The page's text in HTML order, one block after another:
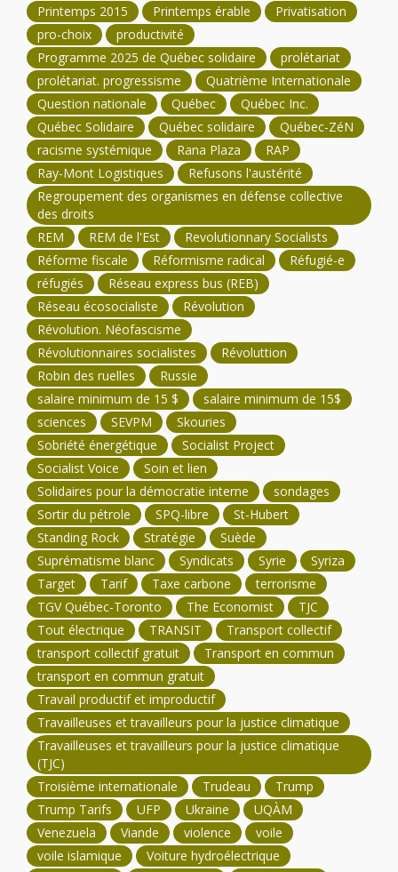
Printemps 2015
Printemps érable
Privatisation
pro-choix
productivité
Programme 2025 de Québec solidaire
prolétariat
prolétariat. progressisme
Quatrième Internationale
Question nationale
Québec
Québec Inc.
Québec Solidaire
Québec solidaire
Québec-ZéN
racisme systémique
Rana Plaza
RAP
Ray-Mont Logistiques
Refusons l'austérité
Regroupement des organismes en défense collective
des droits
REM
REM de l'Est
Revolutionnary Socialists
Réforme fiscale
Réformisme radical
Réfugié-e
réfugiés
Réseau express bus (REB)
Réseau écosocialiste
Révolution
Révolution. Néofascisme
Révolutionnaires socialistes
Révoluttion
Robin des ruelles
Russie
salaire minimum de 15 $
salaire minimum de 15$
sciences
SEVPM
Skouries
Sobriété énergétique
Socialist Project
Socialist Voice
Soin et lien
Solidaires pour la démocratie interne
sondages
Sortir du pétrole
SPQ-libre
St-Hubert
Standing Rock
Stratégie
Suède
Suprématisme blanc
Syndicats Syrie
Syriza
Target
Tarif Taxe carbone
terrorisme
TGV Québec-Toronto
The Economist
TJC
Tout électrique
TRANSIT
Transport collectif
transport collectif gratuit
Transport en commun
transport en commun gratuit
Travail productif et improductif
Travailleuses et travailleurs pour la justice climatique
Travailleuses et travailleurs pour la justice climatique
(TJC)
Troisième internationale
Trudeau
Trump
Trump Tarifs
UFP Ukraine
UQÀM
Venezuela
Viande violence
voile
voile islamique
Voiture hydroélectrique